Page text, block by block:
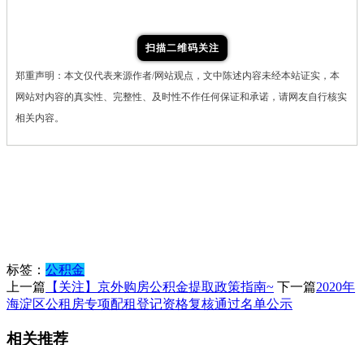
扫描二维码关注
郑重声明：本文仅代表来源作者/网站观点，文中陈述内容未经本站证实，本
网站对内容的真实性、完整性、及时性不作任何保证和承诺，请网友自行核实
相关内容。
标签： 公积金
上一篇 【关注】京外购房公积金提取政策指南~ 下一篇2020年
海淀区公租房专项配租登记资格复核通过名单公示
相关推荐